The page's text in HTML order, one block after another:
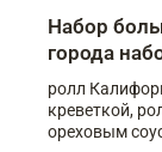
Набор
города
ролл
креветкой,
ореховым